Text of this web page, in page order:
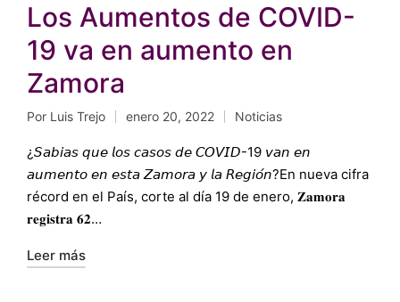
Los Aumentos de COVID-
19 va en aumento en
Zamora
Publicado
por
Por Luis Trejo enero 20, 2022
Publicado
en
Noticias
¿𝘚𝘢𝘣𝘪𝘢𝘴 𝘲𝘶𝘦 𝘭𝘰𝘴 𝘤𝘢𝘴𝘰𝘴 𝘥𝘦 𝘊𝘖𝘝𝘐𝘋-19 𝘷𝘢𝘯 𝘦𝘯
𝘢𝘶𝘮𝘦𝘯𝘵𝘰 𝘦𝘯 𝘦𝘴𝘵𝘢 𝘡𝘢𝘮𝘰𝘳𝘢 𝘺 𝘭𝘢 𝘙𝘦𝘨𝘪𝘰́𝘯?En nueva cifra
récord en el País, corte al día 19 de enero, 𝐙𝐚𝐦𝐨𝐫𝐚
𝐫𝐞𝐠𝐢𝐬𝐭𝐫𝐚 𝟔𝟐…
Leer más